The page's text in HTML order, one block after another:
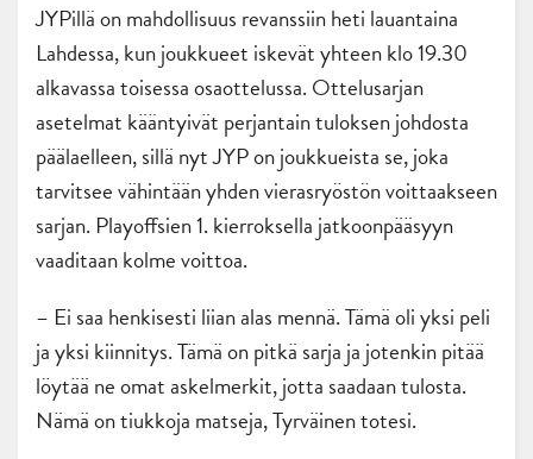
JYPillä on mahdollisuus revanssiin heti lauantaina
Lahdessa, kun joukkueet iskevät yhteen klo 19.30
alkavassa toisessa osaottelussa. Ottelusarjan
asetelmat kääntyivät perjantain tuloksen johdosta
päälaelleen, sillä nyt JYP on joukkueista se, joka
tarvitsee vähintään yhden vierasryöstön voittaakseen
sarjan. Playoffsien 1. kierroksella jatkoonpääsyyn
vaaditaan kolme voittoa.
– Ei saa henkisesti liian alas mennä. Tämä oli yksi peli
ja yksi kiinnitys. Tämä on pitkä sarja ja jotenkin pitää
löytää ne omat askelmerkit, jotta saadaan tulosta.
Nämä on tiukkoja matseja, Tyrväinen totesi.